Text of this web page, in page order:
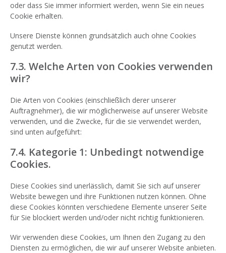
oder dass Sie immer informiert werden, wenn Sie ein neues
Cookie erhalten.
Unsere Dienste können grundsätzlich auch ohne Cookies
genutzt werden.
7.3. Welche Arten von Cookies verwenden
wir?
Die Arten von Cookies (einschließlich derer unserer
Auftragnehmer), die wir möglicherweise auf unserer Website
verwenden, und die Zwecke, für die sie verwendet werden,
sind unten aufgeführt:
7.4. Kategorie 1: Unbedingt notwendige
Cookies.
Diese Cookies sind unerlässlich, damit Sie sich auf unserer
Website bewegen und ihre Funktionen nutzen können. Ohne
diese Cookies könnten verschiedene Elemente unserer Seite
für Sie blockiert werden und/oder nicht richtig funktionieren.
Wir verwenden diese Cookies, um Ihnen den Zugang zu den
Diensten zu ermöglichen, die wir auf unserer Website anbieten.